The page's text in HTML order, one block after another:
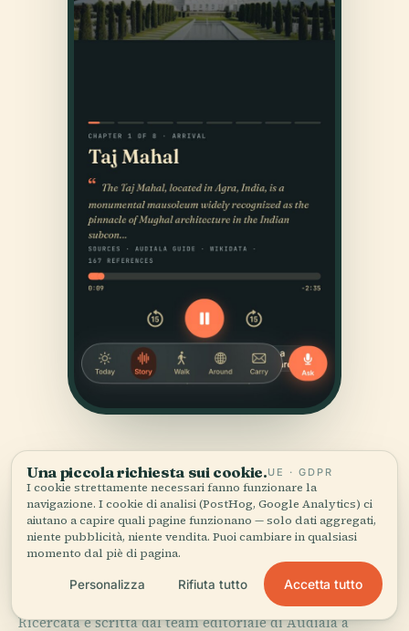
Verificato,e mostrato.
Ricercata e scritta dal team editoriale di Audiala a
Una piccola richiesta sui cookie.UE · GDPR
I cookie strettamente necessari fanno funzionare la
navigazione. I cookie di analisi (PostHog, Google Analytics) ci
aiutano a capire quali pagine funzionano — solo dati aggregati,
niente pubblicità, niente vendita. Puoi cambiare in qualsiasi
momento dal piè di pagina.
Personalizza Rifiuta tutto Accetta tutto